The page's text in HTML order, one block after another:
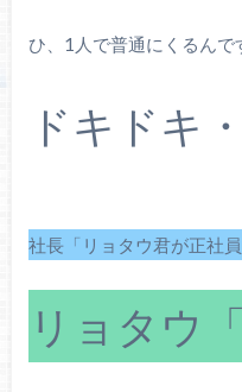
ひ、1人で普通にくるんで
ドキドキ
社長「リョタウ君が正社
リョタウ